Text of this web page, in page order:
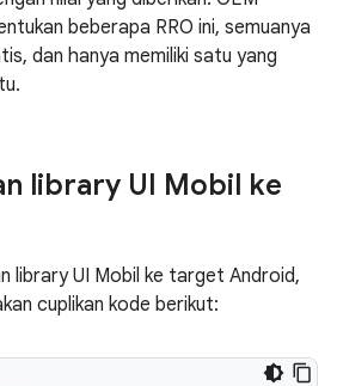
beberapa RRO ini, semuanya
dan hanya memiliki satu yang
library UI Mobil ke
library UI Mobil ke target Android,
cuplikan kode berikut: